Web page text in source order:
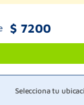
$ 7200
Selecciona tu